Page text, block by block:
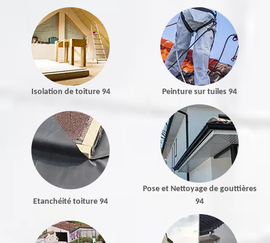
Isolation de toiture 94 Peinture sur tuiles 94
Etanchéité toiture 94
Pose et Nettoyage de gouttières
94